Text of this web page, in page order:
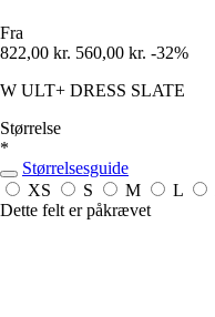
Fra
822,00 kr. 560,00 kr. -32%
W ULT+ DRESS SLATE
Størrelse
*
Størrelsesguide
XS
S M L
Dette felt er påkrævet